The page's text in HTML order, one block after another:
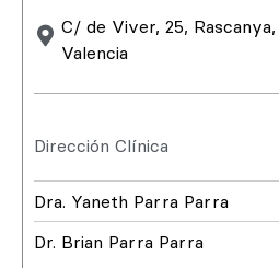
C/ de Viver, 25,
Valencia
Dirección Clínica
Dra. Yaneth Parra Parra
Dr. Brian Parra Parra